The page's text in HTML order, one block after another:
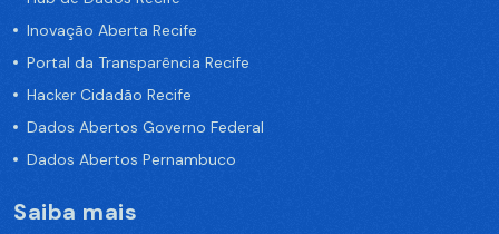
Inovação Aberta Recife
Portal da Transparência Recife
Hacker Cidadão Recife
Dados Abertos Governo Federal
Dados Abertos Pernambuco
Saiba mais